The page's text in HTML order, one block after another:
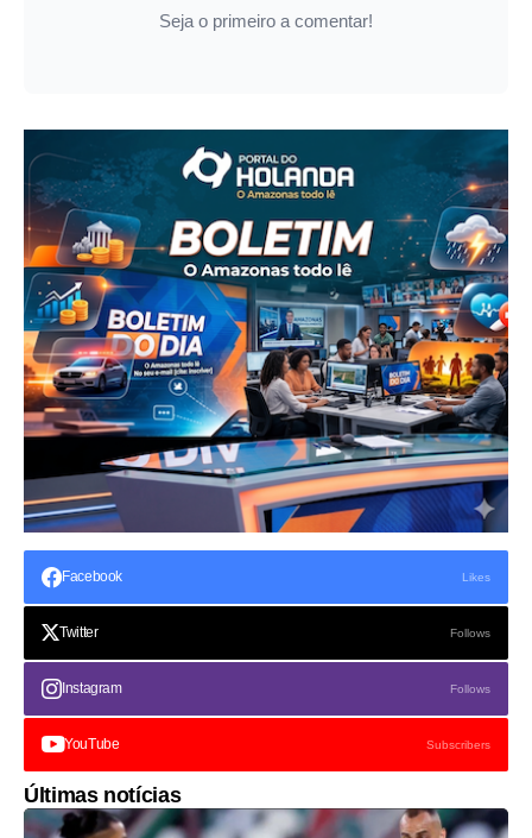
Seja o primeiro a comentar!
Facebook Likes
Twitter Follows
Instagram Follows
YouTube Subscribers
Últimas notícias